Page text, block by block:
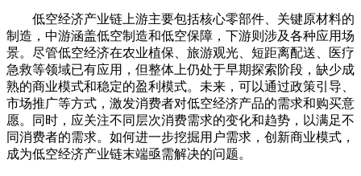
低空经济产业链上游主要包括核心零部件、关键原材料的
制造，中游涵盖低空制造和低空保障，下游则涉及各种应用场
景。尽管低空经济在农业植保、旅游观光、短距离配送、医疗
急救等领域已有应用，但整体上仍处于早期探索阶段，缺少成
熟的商业模式和稳定的盈利模式。未来，可以通过政策引导、
市场推广等方式，激发消费者对低空经济产品的需求和购买意
愿。同时，应关注不同层次消费需求的变化和趋势，以满足不
同消费者的需求。如何进一步挖掘用户需求，创新商业模式，
成为低空经济产业链末端亟需解决的问题。